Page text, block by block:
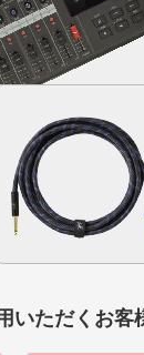
いただくお客